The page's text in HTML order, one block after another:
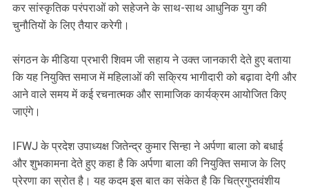
कर सांस्कृतिक परंपराओं को सहेजने के साथ-साथ आधुनिक युग की
चुनौतियों के लिए तैयार करेगी।
संगठन के मीडिया प्रभारी शिवम जी सहाय ने उक्त जानकारी देते हुए बताया
कि यह नियुक्ति समाज में महिलाओं की सक्रिय भागीदारी को बढ़ावा देगी और
आने वाले समय में कई रचनात्मक और सामाजिक कार्यक्रम आयोजित किए
जाएंगे।
IFWJ के प्रदेश उपाध्यक्ष जितेन्द्र कुमार सिन्हा ने अर्पणा बाला को बधाई
और शुभकामना देते हुए कहा है कि अर्पणा बाला की नियुक्ति समाज के लिए
प्रेरणा का स्रोत है। यह कदम इस बात का संकेत है कि चित्रगुप्तवंशीय